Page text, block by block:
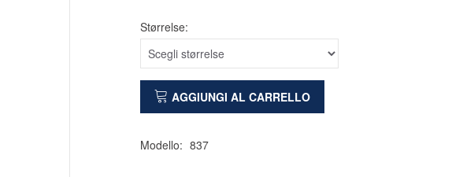
Størrelse:
AGGIUNGI AL CARRELLO
Modello: 837